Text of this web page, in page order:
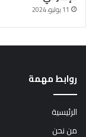
11 يوليو، 2024
روابط مهمة
الرئيسية
من نحن